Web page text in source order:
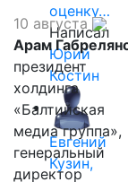
оценку…
Написал
Юрий
Костин
Евгений
Кузин,
10 августа
Арам
президент
холдинга
«Балтийская
медиа группа»,
генеральный
директор